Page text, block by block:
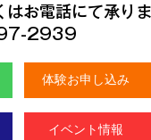
お電話にて承り
2939
体験お申し込み
イベント情報